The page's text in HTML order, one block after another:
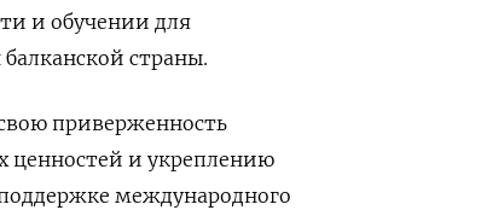
и обучении для
страны.
приверженность
ценностей и укреплению
международного